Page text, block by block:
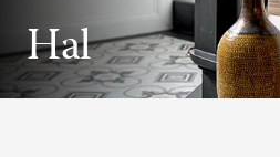
Hal